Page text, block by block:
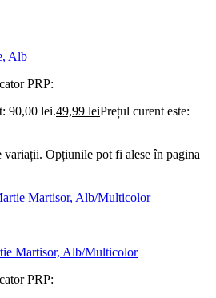
Alb
PRP:
90,00 lei.49,99 leiPrețul curent este:
variații. Opțiunile pot fi alese în pagina
Martisor, Alb/Multicolor
PRP: